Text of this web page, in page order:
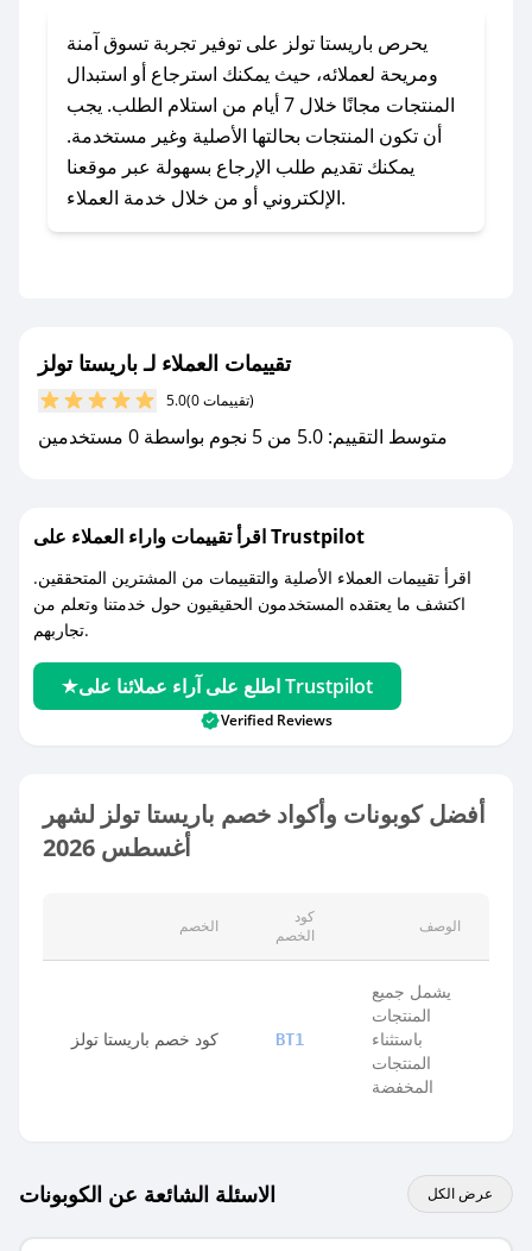
### كيف تحصل على كوبونات خصم حصرية من
باريستا تولز؟
للحصول على كوبونات وخصومات حصرية، قم بما
يلي:
- اضغط على أيقونة متابعة لمتجر باريستا تولز في
جديد.
مع صحصح، تسوق بذكاء ووفّر على كل مشترياتك مع
كوبونات خصم حصرية من باريستا تولز!
يحرص باريستا تولز على توفير تجربة تسوق آمنة
ومريحة لعملائه، حيث يمكنك استرجاع أو استبدال
المنتجات مجانًا خلال 7 أيام من استلام الطلب. يجب
أن تكون المنتجات بحالتها الأصلية وغير مستخدمة.
يمكنك تقديم طلب الإرجاع بسهولة عبر موقعنا
الإلكتروني أو من خلال خدمة العملاء.
تقييمات العملاء لـ باريستا تولز
5.0 (0 تقييمات)
متوسط التقييم: 5.0 من 5 نجوم بواسطة 0 مستخدمين
اقرأ تقييمات واراء العملاء على Trustpilot
اقرأ تقييمات العملاء الأصلية والتقييمات من المشترين المتحققين.
اكتشف ما يعتقده المستخدمون الحقيقيون حول خدمتنا وتعلم من
تجاربهم.
اطلع على آراء عملائنا على Trustpilot
Verified Reviews
أفضل كوبونات وأكواد خصم باريستا تولز لشهر
أغسطس 2026
الخصم
كود
الخصم
الوصف
كود خصم باريستا تولز BT1
يشمل جميع
المنتجات
باستثناء
المنتجات
المخفضة
الاسئلة الشائعة عن الكوبونات عرض الكل